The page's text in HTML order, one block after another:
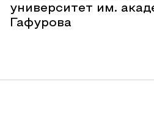
университет им.
Гафурова